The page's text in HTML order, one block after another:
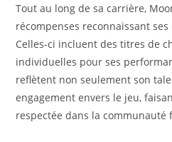
Tout au long de sa carrière,
récompenses reconnaissant
Celles-ci incluent des titres de
individuelles pour ses
reflètent non seulement son
engagement envers le jeu,
respectée dans la communauté